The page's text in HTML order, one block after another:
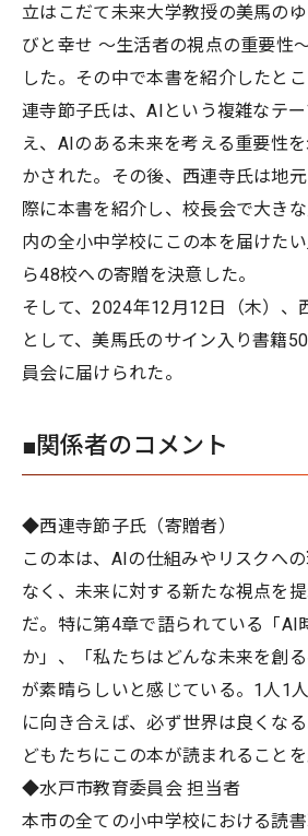
立はこだて未来大学教授の美馬の
びと幸せ ～生活者の視点の重要性
した。その中で本書を紹介したと
連寺節子氏は、AIという複雑なテ
え、AIのある未来を考える重要性
かされた。その後、西連寺氏は地
際に本書を紹介し、校長会で大き
内の全小中学校にこの本を届けた
ら48校への寄贈を決意した。
そして、2024年12月12日（木）、
として、美馬氏のサイン入り書籍
員会に届けられた。
■関係者のコメント
◆西連寺節子氏（寄贈者）
この本は、AIの仕組みやリスクへ
なく、未来に対する新たな視点を
だ。特に第4章で語られている「AI
か」、「私たちはどんな未来を創
が素晴らしいと感じている。1人1
に向き合えば、必ず世界は良くな
どもたちにこの本が読まれることを
◆水戸市教育委員会 担当者
本市の全ての小中学校における読